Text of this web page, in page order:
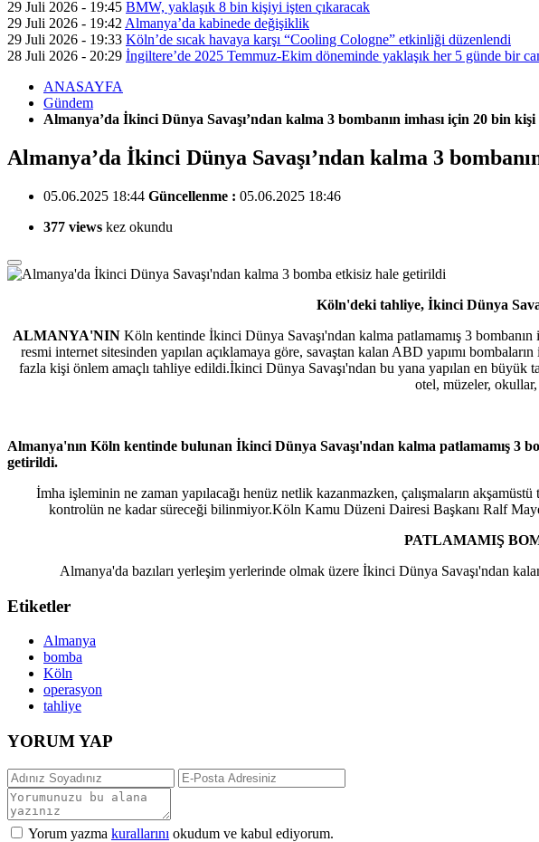
29 Juli 2026 - 19:45 BMW, yaklaşık 8 bin kişiyi işten çıkaracak
29 Juli 2026 - 19:42 Almanya’da kabinede değişiklik
29 Juli 2026 - 19:33 Köln’de sıcak havaya karşı “Cooling Cologne” etkinliği düzenlendi
28 Juli 2026 - 20:29 İngiltere’de 2025 Temmuz-Ekim döneminde yaklaşık her 5 günde bir
ANASAYFA
Gündem
Almanya’da İkinci Dünya Savaşı’ndan kalma 3 bombanın imhası için 20 bin
Almanya’da İkinci Dünya Savaşı’ndan kalma 3
05.06.2025 18:44 Güncellenme : 05.06.2025 18:46
377 views kez okundu
Köln'deki tahliye, İkinci Dünya
ALMANYA'NINKöln kentinde İkinci Dünya Savaşı'ndan kalma patlamamış 3
resmi internet sitesinden yapılan açıklamaya göre, savaştan kalan ABD yapımı
fazla kişi önlem amaçlı tahliye edildi.İkinci Dünya Savaşı'ndan bu yana yapılan en büyük
otel, müzeler, okullar,
Almanya'nın Köln kentinde bulunan İkinci Dünya Savaşı'ndan kalma patlamamış 3
getirildi.
İmha işleminin ne zaman yapılacağı henüz netlik kazanmazken, çalışmaların
kontrolün ne kadar süreceği bilinmiyor.Köln Kamu Düzeni Dairesi Başkanı Ralf
PATLAMAMIŞ
Almanya'da bazıları yerleşim yerlerinde olmak üzere İkinci Dünya Savaşı'ndan
Etiketler
Almanya
bomba
Köln
operasyon
tahliye
YORUM YAP
Yorum yazma kurallarını okudum ve kabul ediyorum.